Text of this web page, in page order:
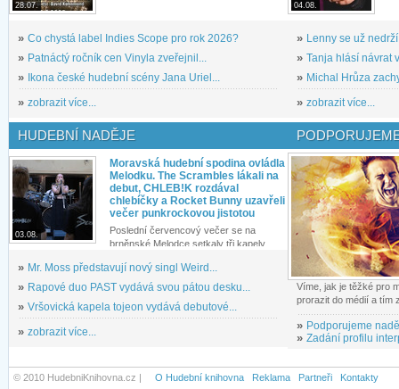
28.07.
» Co chystá label Indies Scope pro rok 2026?
» Patnáctý ročník cen Vinyla zveřejnil...
» Ikona české hudební scény Jana Uriel...
» zobrazit více...
04.08.
» Lenny se už
» Tanja hlásí návrat
» Michal Hrůza
» zobrazit více...
HUDEBNÍ NADĚJE
03.08.
Moravská hudební spodina ovládla
Melodku. The Scrambles lákali na
debut, CHLEB!K rozdával
chlebíčky a Rocket Bunny uzavřeli
večer punkrockovou jistotou
Poslední červencový večer se na
brněnské Melodce setkaly tři kapely...
» Mr. Moss představují nový singl Weird...
» Rapové duo PAST vydává svou pátou desku...
» Vršovická kapela tojeon vydává debutové...
» zobrazit více...
Víme, jak je těžké pro
prorazit do médií a tím
» Podporujeme
» Zadání profilu
© 2010 HudebniKnihovna.cz | O Hudební knihovna Reklama Partneři Kontakty